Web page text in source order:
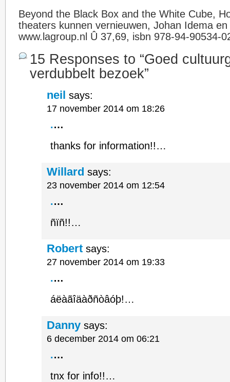
Beyond the Black Box and the White Cube,
theaters kunnen vernieuwen, Johan Idema
www.lagroup.nl Û 37,69, isbn 978-94-90534-
15 Responses to “Goed
verdubbelt bezoek”
neil says:
17 november 2014 om 18:26
.…
thanks for information!!…
Willard says:
23 november 2014 om 12:54
.…
ñïñ!!…
Robert says:
27 november 2014 om 19:33
.…
áëàãîäàðñòâóþ!…
Danny says:
6 december 2014 om 06:21
.…
tnx for info!!…